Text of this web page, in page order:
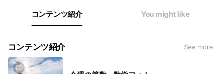
コンテンツ紹介 You might like
コンテンツ紹介 See more